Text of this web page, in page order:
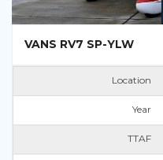
VANS RV7 SP-YLW
Location
Year
TTAF